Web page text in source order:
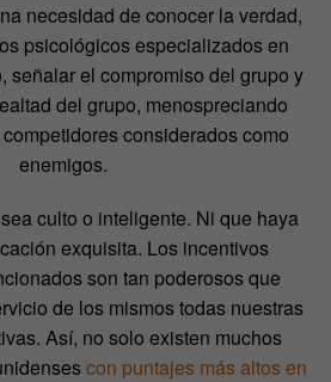
necesidad de conocer la verdad,
psicológicos especializados en
señalar el compromiso del grupo y
del grupo, menospreciando
considerados como
enemigos.
culto o inteligente. Ni que haya
exquisita. Los incentivos
son tan poderosos que
de los mismos todas nuestras
Así, no solo existen muchos
con puntajes más altos en